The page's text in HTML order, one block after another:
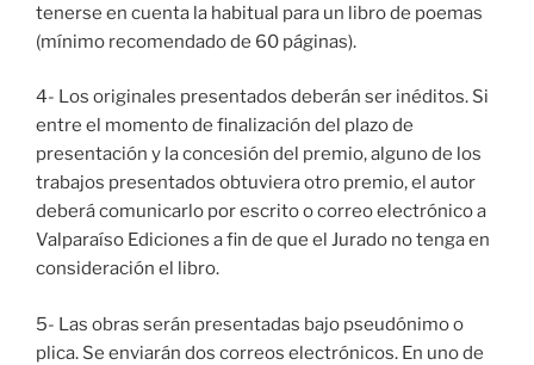
tenerse en cuenta la habitual para un libro de poemas
(mínimo recomendado de 60 páginas).
4- Los originales presentados deberán ser inéditos. Si
entre el momento de finalización del plazo de
presentación y la concesión del premio, alguno de los
trabajos presentados obtuviera otro premio, el autor
deberá comunicarlo por escrito o correo electrónico a
Valparaíso Ediciones a fin de que el Jurado no tenga en
consideración el libro.
5- Las obras serán presentadas bajo pseudónimo o
plica. Se enviarán dos correos electrónicos. En uno de